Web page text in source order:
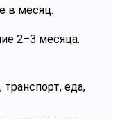
в месяц.
2–3 месяца.
еда,